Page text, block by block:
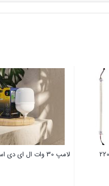
لامپ 30 وات ال ای دی استوانه